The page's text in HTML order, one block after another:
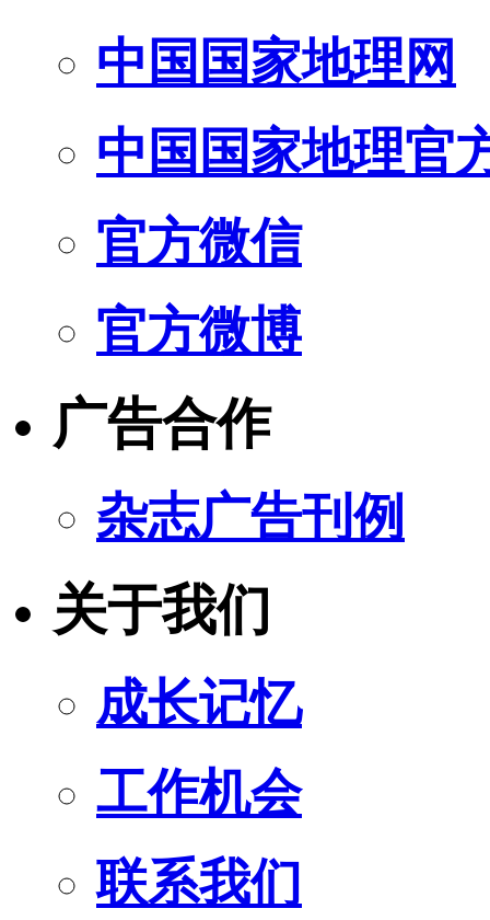
中国国家地理网
中国国家地理官
官方微信
官方微博
广告合作
杂志广告刊例
关于我们
成长记忆
工作机会
联系我们